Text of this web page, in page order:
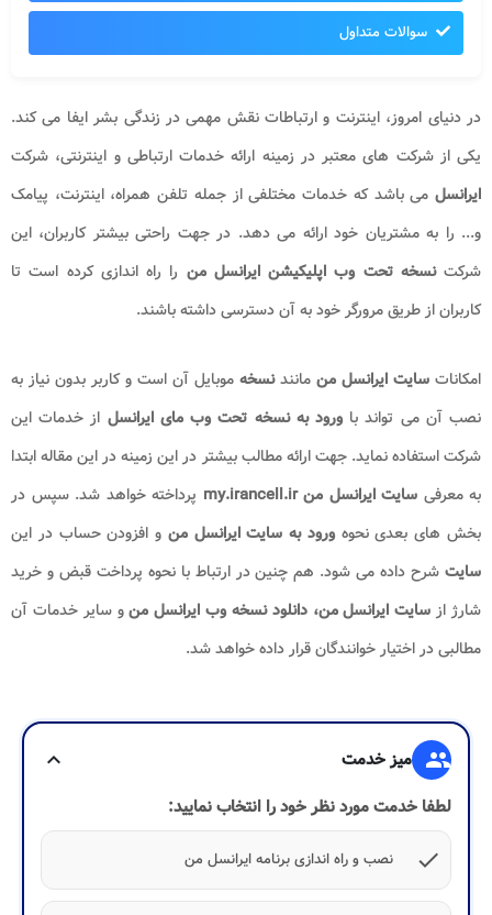
سوالات متداول
در دنیای امروز، اینترنت و ارتباطات نقش مهمی در زندگی بشر ایفا می کند.
یکی از شرکت های معتبر در زمینه ارائه خدمات ارتباطی و اینترنتی، شرکت
ایرانسل می باشد که خدمات مختلفی از جمله تلفن همراه، اینترنت، پیامک
و... را به مشتریان خود ارائه می دهد. در جهت راحتی بیشتر کاربران، این
شرکتنسخه تحت وب اپلیکیشن ایرانسل من را راه اندازی کرده است تا
کاربران از طریق مرورگر خود به آن دسترسی داشته باشند.
امکانات سایت ایرانسل من مانندنسخه موبایل آن است و کاربر بدون نیاز به
نصب آن می تواند باورود به نسخه تحت وب مای ایرانسل از خدمات این
شرکت استفاده نماید. جهت ارائه مطالب بیشتر در این زمینه در این مقاله ابتدا
به معرفی سایت ایرانسل من my.irancell.ir
پرداخته خواهد شد. سپس در
بخش های بعدی نحوهورود به سایت ایرانسل من و افزودن حساب در این
سایت شرح داده می شود. هم چنین در ارتباط با نحوه پرداخت قبض و خرید
شارژ از سایت ایرانسل من، دانلود نسخه وب ایرانسل منو سایر خدمات آن
مطالبی در اختیار خوانندگان قرار داده خواهد شد.
group میز خدمت
expand_more
لطفا خدمت مورد نظر خود را انتخاب نمایید:
check
نصب و راه اندازی برنامه ایرانسل من